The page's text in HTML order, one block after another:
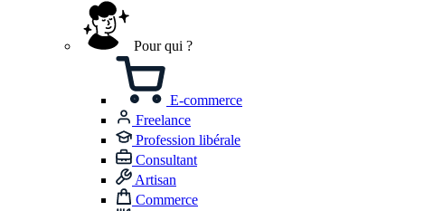
Pour qui ?
E-commerce
Freelance
Profession libérale
Consultant
Artisan
Commerce